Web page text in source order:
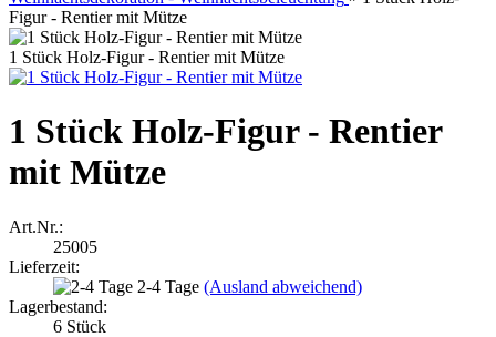
Figur - Rentier mit Mütze
1 Stück Holz-Figur - Rentier mit Mütze
1 Stück Holz-Figur - Rentier
mit Mütze
Art.Nr.:
25005
Lieferzeit:
2-4 Tage (Ausland abweichend)
Lagerbestand:
6 Stück